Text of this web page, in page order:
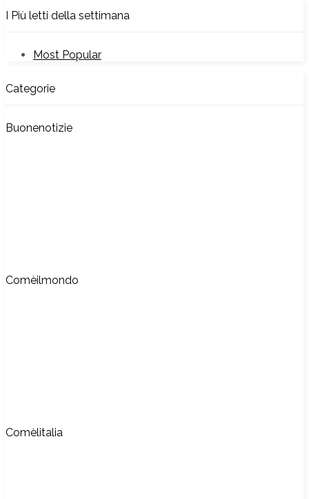
I Più letti della settimana
Most Popular
Categorie
Buonenotizie
Comèilmondo
Comèlitalia